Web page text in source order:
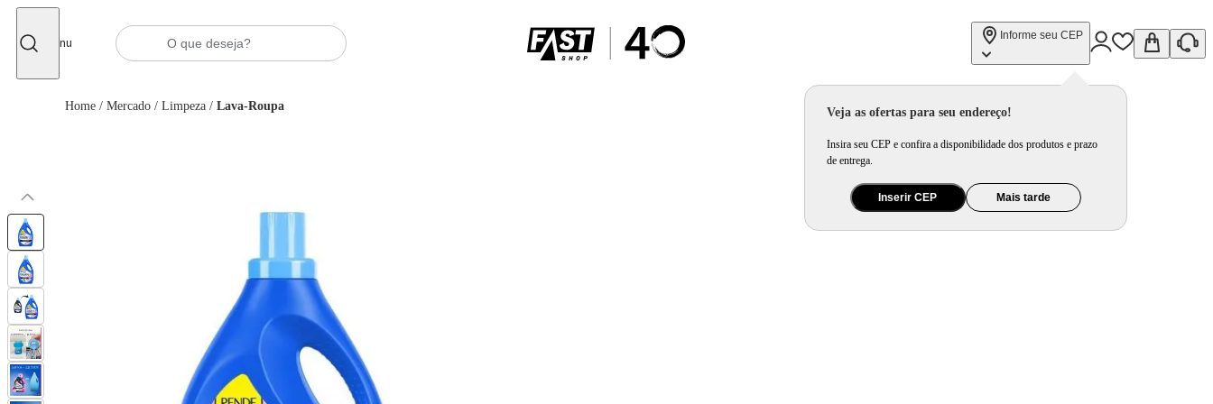
Menu
Informe seu CEP
Veja as ofertas para seu endereço!
Insira seu CEP e confira a disponibilidade dos produtos e prazo
de entrega.
Inserir CEP Mais tarde
Home / Mercado / Limpeza / Lava-Roupa